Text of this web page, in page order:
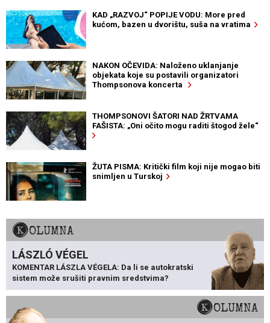
KAD „RAZVOJ“ POPIJE VODU: More pred
kućom, bazen u dvorištu, suša na vratima
NAKON OČEVIDA: Naloženo uklanjanje
objekata koje su postavili organizatori
Thompsonova koncerta
THOMPSONOVI ŠATORI NAD ŽRTVAMA
FAŠISTA: „Oni očito mogu raditi štogod žele“
ŽUTA PISMA: Kritički film koji nije mogao biti
snimljen u Turskoj
KOLUMNA
LÁSZLÓ VÉGEL
KOMENTAR LÁSZLA VÉGELA: Da li se autokratski
sistem može srušiti pravnim sredstvima?
KOLUMNA